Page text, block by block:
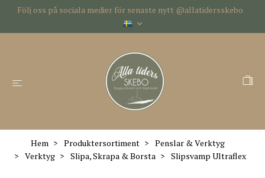
Följ oss på sociala medier för senaste nytt @allatidersskebo
Hem Produktersortiment
Penslar & Verktyg
Verktyg
Slipa, Skrapa & Borsta Slipsvamp Ultraflex